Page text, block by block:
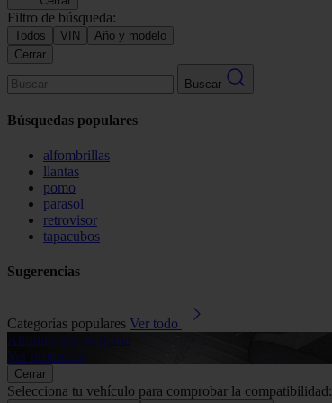
Filtro de búsqueda:
Todos VIN
Año y modelo
Cerrar
Buscar
Búsquedas populares
alfombrillas
llantas
pomo
parasol
retrovisor
tapacubos
Sugerencias
Categorías populares Ver todo
Alfombrillas de goma
Ver productos
Cerrar
Selecciona tu vehículo para comprobar la compatibilidad: